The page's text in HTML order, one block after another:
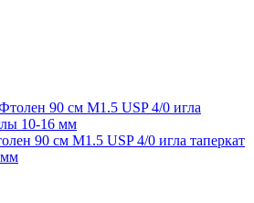
90 см М1.5 USP 4/0 игла таперкат
мм